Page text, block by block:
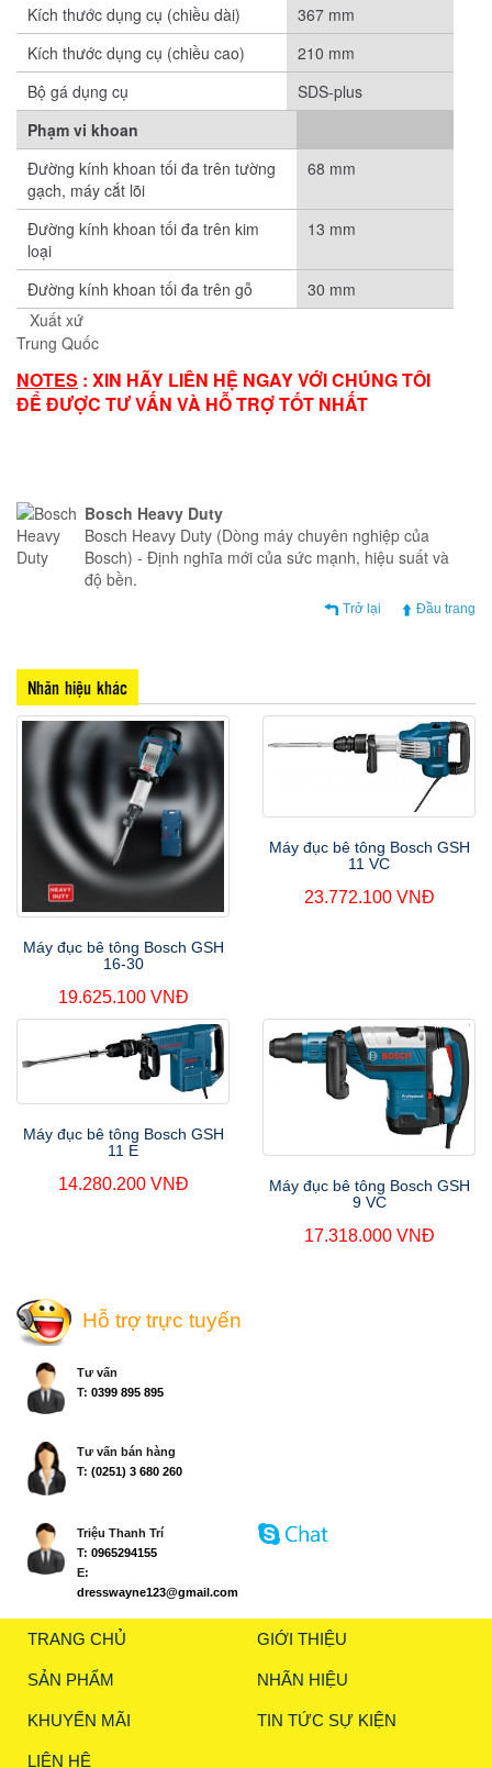
Kích thước dụng cụ (chiều dài)
367 mm
Kích thước dụng cụ (chiều cao)
210 mm
Bộ gá dụng cụ
SDS-plus
Phạm vi khoan
Đường kính khoan tối đa trên tường
gạch, máy cắt lõi
68 mm
Đường kính khoan tối đa trên kim
loại
13 mm
Đường kính khoan tối đa trên gỗ
30 mm
Xuất xứ
Trung Quốc
NOTES : XIN HÃY LIÊN HỆ NGAY VỚI CHÚNG TÔI
ĐỂ ĐƯỢC TƯ VẤN VÀ HỖ TRỢ TỐT NHẤT
Bosch Heavy Duty
Bosch Heavy Duty (Dòng máy chuyên nghiệp của
Bosch) - Định nghĩa mới của sức mạnh, hiệu suất và
độ bền.
Trở lại Đầu trang
Nhãn hiệu khác
Máy đục bê tông Bosch GSH
16-30
19.625.100 VNĐ
Máy đục bê tông Bosch GSH
11 VC
23.772.100 VNĐ
Máy đục bê tông Bosch GSH
11 E
14.280.200 VNĐ
Máy đục bê tông Bosch GSH
9 VC
17.318.000 VNĐ
Hỗ trợ trực tuyến
Tư vấn
T: 0399 895 895
Tư vấn bán hàng
T: (0251) 3 680 260
Triệu Thanh Trí
T: 0965294155
E:
dresswayne123@gmail.com
TRANG CHỦ GIỚI THIỆU
SẢN PHẨM NHÃN HIỆU
KHUYẾN MÃI TIN TỨC SỰ KIỆN
LIÊN HỆ